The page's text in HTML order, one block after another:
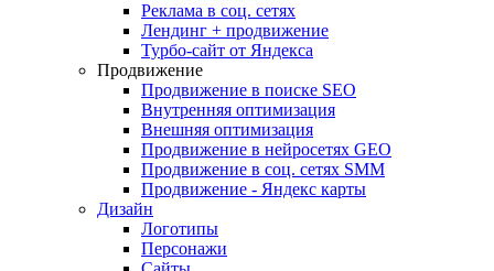
Реклама в соц. сетях
Лендинг + продвижение
Турбо-сайт от Яндекса
Продвижение
Продвижение в поиске SEO
Внутренняя оптимизация
Внешняя оптимизация
Продвижение в нейросетях GEO
Продвижение в соц. сетях SMM
Продвижение - Яндекс карты
Дизайн
Логотипы
Персонажи